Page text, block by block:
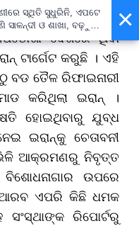
ନେଇଛି । ଇରାନ୍‌କୁ
ଦେଶରେ ଥିବା
ଟାର୍ଗେଟ କରୁଛି । ଏହି
ତୈଳ ରିଫାଇନାରୀ
କରିଥିଲା ଇରାନ୍‌ ।
ହୋଇଥିବାରୁ ଯୁବ୍ଧ
ଇରାନ୍‌କୁ ଚେତାବନୀ
ଆକ୍ରମଣରୁ ନିବୃତ୍ତ
ଉପରେ
ଏପରି କିଛି ଧମକ
ରିପୋର୍ଟରୁ
×
ସ୍ଥିତି ସୁଧୁରିନି, ଏପଟେ
ସାଳନ୍ଦୀ ଓ ଶାଖା, ବଢ଼ୁଛି